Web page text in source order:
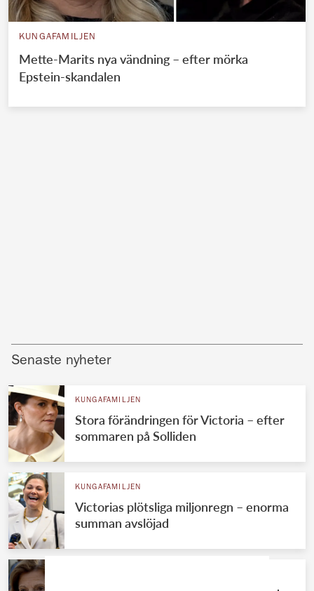
KUNGAFAMILJEN
Mette-Marits nya vändning – efter mörka
Epstein-skandalen
Senaste nyheter
KUNGAFAMILJEN
Stora förändringen för Victoria – efter
sommaren på Solliden
KUNGAFAMILJEN
Victorias plötsliga miljonregn – enorma
summan avslöjad